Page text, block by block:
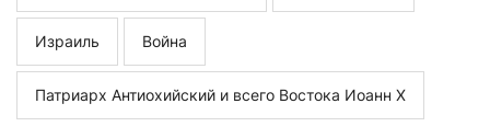
Израиль Война
Патриарх Антиохийский и всего Востока Иоанн X